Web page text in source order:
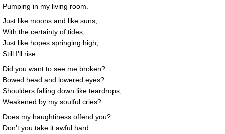
Pumping in my living room.
Just like moons and like suns,
With the certainty of tides,
Just like hopes springing high,
Still I’ll rise.
Did you want to see me broken?
Bowed head and lowered eyes?
Shoulders falling down like teardrops,
Weakened by my soulful cries?
Does my haughtiness offend you?
Don’t you take it awful hard